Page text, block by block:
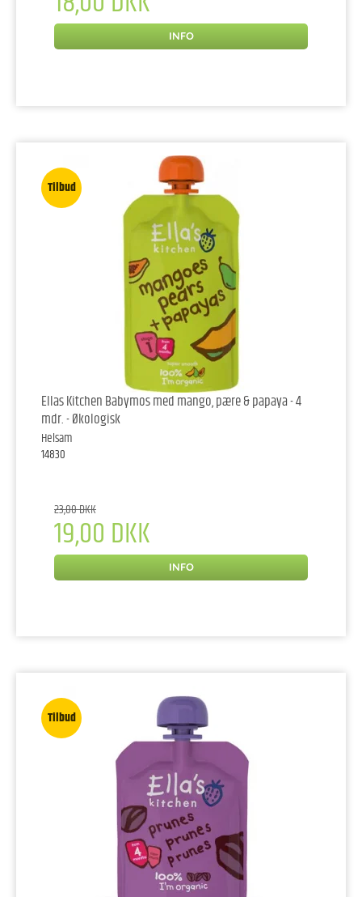
INFO
Tilbud
Ellas Kitchen Babymos med mango, pære & papaya - 4
mdr. - Økologisk
Helsam
14830
23,00 DKK
19,00 DKK
INFO
Tilbud